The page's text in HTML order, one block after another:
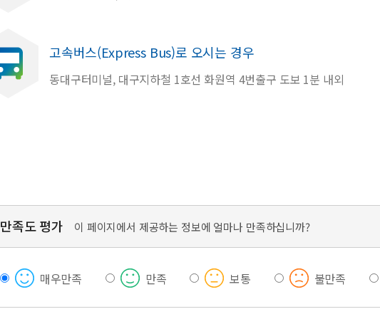
고속버스(Express Bus)로 오시는 경우
동대구터미널, 대구지하철 1호선 화원역 4번출구 도보 1분 내외
만족도 평가 이 페이지에서 제공하는 정보에 얼마나 만족하십니까?
매우만족 만족 보통 불만족